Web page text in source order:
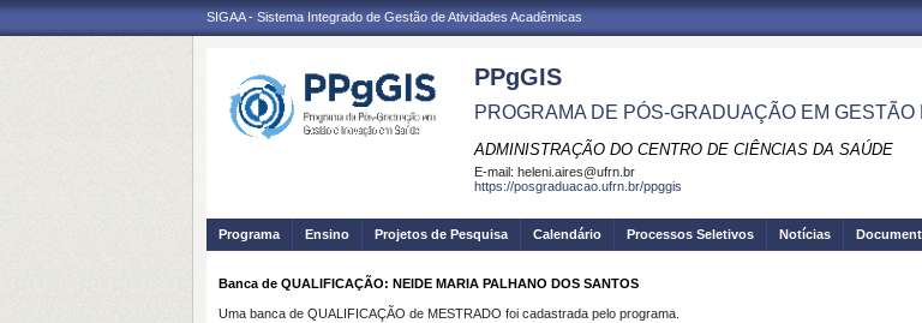
SIGAA - Sistema Integrado de Gestão de Atividades Acadêmicas
PPgGIS
PROGRAMA DE PÓS-GRADUAÇÃO EM
ADMINISTRAÇÃO DO CENTRO DE CIÊNCIAS DA SAÚDE
E-mail: heleni.aires@ufrn.br
https://posgraduacao.ufrn.br/ppggis
Programa Ensino Projetos de Pesquisa Calendário Processos Seletivos Notícias
Banca de QUALIFICAÇÃO: NEIDE MARIA PALHANO DOS SANTOS
Uma banca de QUALIFICAÇÃO de MESTRADO foi cadastrada pelo programa.